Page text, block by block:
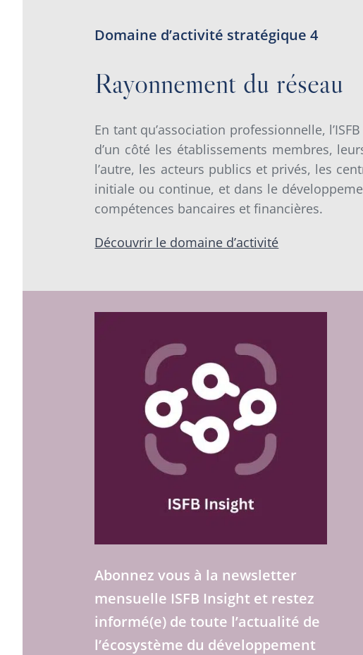
Domaine d’activité stratégique 4
Rayonnement du réseau
En tant qu’association professionnelle,
d’un côté les établissements membres,
l’autre, les acteurs publics et privés, les
initiale ou continue, et dans le
compétences bancaires et financières.
Découvrir le domaine d’activité
Abonnez vous à la newsletter
mensuelle ISFB Insight et restez
informé(e) de toute l’actualité de
l’écosystème du développement